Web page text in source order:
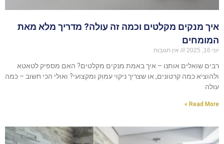
איך מנקים מקלטים וכמה זה עולה? מדריך מלא מאת
המומחים
יוני 16, 2025 אין תגובות
רבים שואלים אותנו – איך באמת מנקים מקלטים? האם מספיק לטאטא
ולהוציא כמה קרטונים, או שצריך ניקוי עמוק ומקצועי? ואולי הכי חשוב – כמה
עולה
Read More »